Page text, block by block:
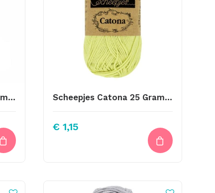
Scheepjes Catona 25 Gram Kleur 389 Scheepjes Catona 25 Gram Kleur 392
€ 1,15